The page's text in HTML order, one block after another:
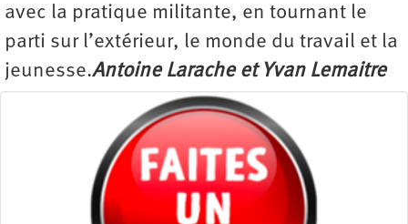
avec la pratique militante, en tournant le
parti sur l’extérieur, le monde du travail et la
jeunesse.Antoine Larache et Yvan Lemaitre